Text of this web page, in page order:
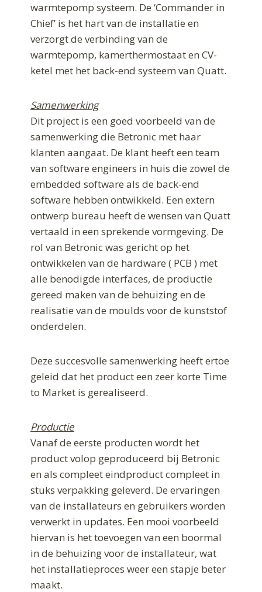
warmtepomp systeem. De ‘Commander in
Chief’ is het hart van de installatie en
verzorgt de verbinding van de
warmtepomp, kamerthermostaat en CV-
ketel met het back-end systeem van Quatt.
Samenwerking
Dit project is een goed voorbeeld van de
samenwerking die Betronic met haar
klanten aangaat. De klant heeft een team
van software engineers in huis die zowel de
embedded software als de back-end
software hebben ontwikkeld. Een extern
ontwerp bureau heeft de wensen van Quatt
vertaald in een sprekende vormgeving. De
rol van Betronic was gericht op het
ontwikkelen van de hardware ( PCB ) met
alle benodigde interfaces, de productie
gereed maken van de behuizing en de
realisatie van de moulds voor de kunststof
onderdelen.
Deze succesvolle samenwerking heeft ertoe
geleid dat het product een zeer korte Time
to Market is gerealiseerd.
Productie
Vanaf de eerste producten wordt het
product volop geproduceerd bij Betronic
en als compleet eindproduct compleet in
stuks verpakking geleverd. De ervaringen
van de installateurs en gebruikers worden
verwerkt in updates. Een mooi voorbeeld
hiervan is het toevoegen van een boormal
in de behuizing voor de installateur, wat
het installatieproces weer een stapje beter
maakt.